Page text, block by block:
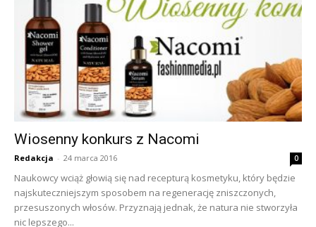
Wiosenny konkurs z Nacomi
Redakcja - 24 marca 2016 0
Naukowcy wciąż głowią się nad recepturą kosmetyku, który będzie
najskuteczniejszym sposobem na regenerację zniszczonych,
przesuszonych włosów. Przyznają jednak, że natura nie stworzyła
nic lepszego...